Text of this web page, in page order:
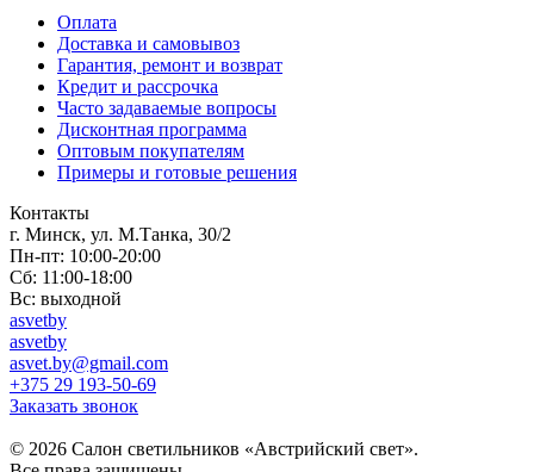
Оплата
Доставка и самовывоз
Гарантия, ремонт и возврат
Кредит и рассрочка
Часто задаваемые вопросы
Дисконтная программа
Оптовым покупателям
Примеры и готовые решения
Контакты
г. Минск, ул. М.Танка, 30/2
Пн-пт: 10:00-20:00
Сб: 11:00-18:00
Вс: выходной
asvetby
asvetby
asvet.by@gmail.com
+375 29 193-50-69
Заказать звонок
© 2026 Салон светильников «Австрийский свет».